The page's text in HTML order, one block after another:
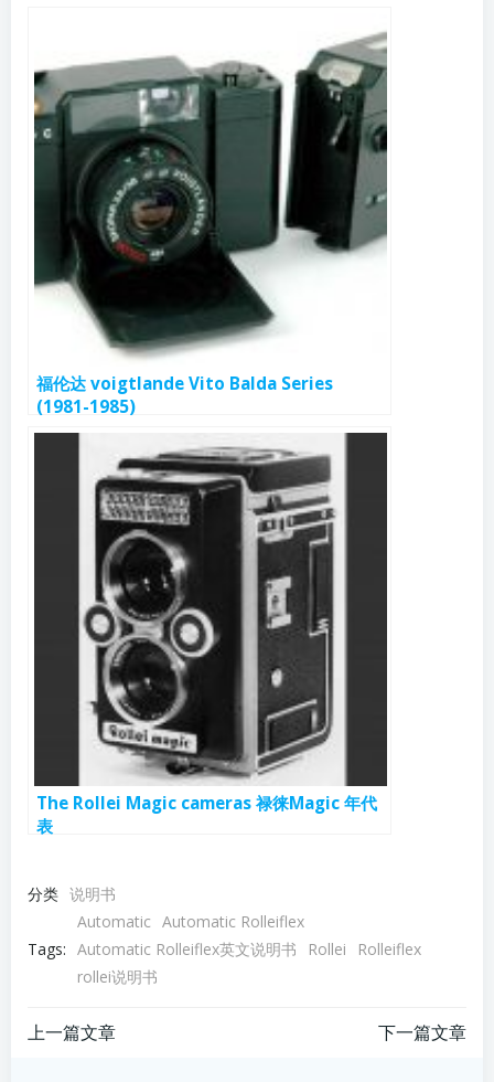
福伦达 voigtlande Vito Balda Series
(1981-1985)
The Rollei Magic cameras 禄徕Magic 年代
表
分类 说明书
Tags:
Automatic Automatic Rolleiflex
Automatic Rolleiflex英文说明书
Rollei
Rolleiflex
rollei说明书
文
上一篇文章 下一篇文章